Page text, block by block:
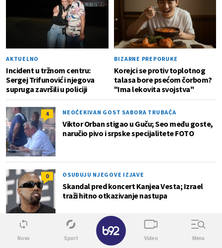
AKTUELNO
Incident u tržnom centru:
Sergej Trifunović i njegova
supruga završili u policiji
BIZARNE PREPORUKE
Korejci se protiv toplotnog
talasa bore psećom čorbom?
"Ima lekovita svojstva"
4 NEOČEKIVAN GOST SABORA TRUBAČA
Viktor Orban stigao u Guču; Seo među goste,
naručio pivo i srpske specijalitete FOTO
0 OSUĐUJU NJEGOVE IZJAVE
Skandal pred koncert Kanjea Vesta; Izrael
traži hitno otkazivanje nastupa
Superžena
Novo Sport Video Menu
✕